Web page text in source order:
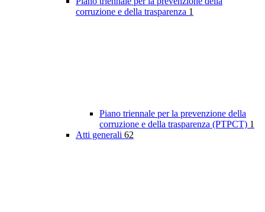
corruzione e della trasparenza 1
Piano triennale per la prevenzione della
corruzione e della trasparenza (PTPCT) 1
Atti generali 62